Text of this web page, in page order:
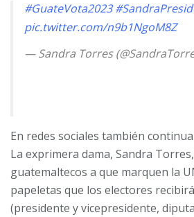
#GuateVota2023
pic.twitter.com/n9b1NgoM8Z
— Sandra Torres
En redes sociales también
La exprimera dama, Sandra
guatemaltecos a que marquen la
papeletas que los electores
(presidente y vicepresidente,